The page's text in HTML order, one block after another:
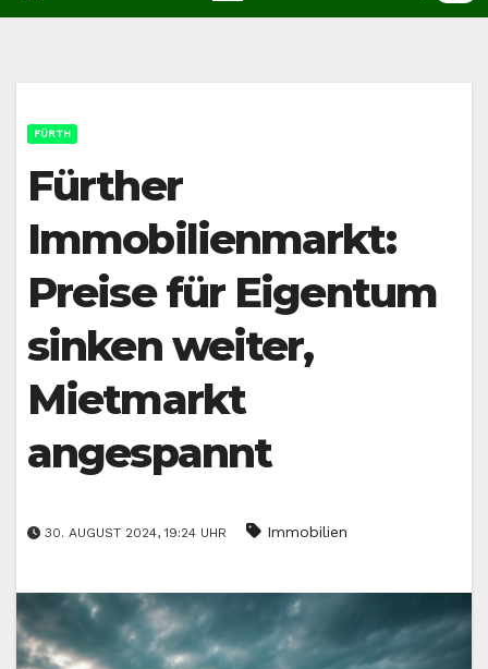
FÜRTH
Fürther
Immobilienmarkt:
Preise für Eigentum
sinken weiter,
Mietmarkt
angespannt
30. AUGUST 2024, 19:24 UHR Immobilien